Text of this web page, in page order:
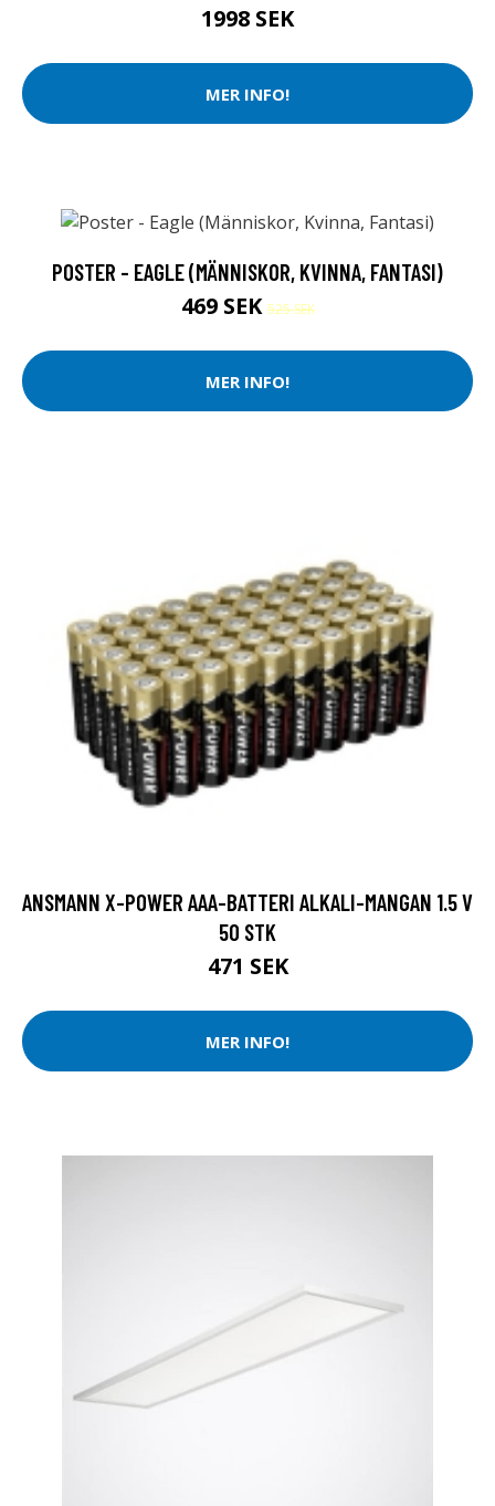
1998 SEK
MER INFO!
POSTER - EAGLE (MÄNNISKOR, KVINNA, FANTASI)
469 SEK525 SEK
MER INFO!
ANSMANN X-POWER AAA-BATTERI ALKALI-MANGAN 1.5 V
50 STK
471 SEK
MER INFO!